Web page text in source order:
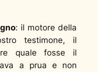
: il motore della
testimone, il
quale fosse il
a prua e non